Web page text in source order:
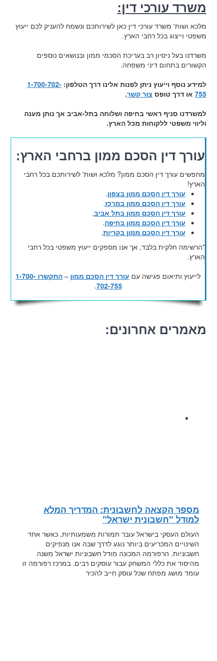
משרד עורכי דין:
מלכא ושות' משרד עורכי דין כאן לשירותכם ונשמח להעניק לכם ייעוץ
משפטי וייצוג בכל רחבי הארץ.
משרדנו בעל ניסיון רב בעריכת הסכמי ממון ובנושאים נוספים
הקשורים בתחום דיני משפחה.
למידע נוסף וייעוץ ניתן לפנות אלינו דרך הטלפון:1-700-702-
755 או דרך טופס צור קשר.
למשרדנו סניף ראשי בחיפה ושלוחה בתל-אביב אך נותן מענה
וליווי משפטי ללקוחות מכל הארץ.
עורך דין הסכם ממון ברחבי הארץ:
מחפשים עורך דין הסכם ממון? מלכא ושות' לשירותכם בכל רחבי
הארץ!
עורך דין הסכם ממון בצפון.
עורך דין הסכם ממון במרכז.
עורך דין הסכם ממון בתל אביב.
עורך דין הסכם ממון בחיפה.
עורך דין הסכם ממון בקריות.
*הרשימה חלקית בלבד, אך אנו מספקים ייעוץ משפטי בכל רחבי
הארץ.
לייעוץ ותיאום פגישה עם עורך דין הסכם ממון –
התקשרו 1-700-
702-755
.
מאמרים אחרונים:
מספר הקצאה לחשבונית: המדריך המלא
למודל "חשבונית ישראל"
העולם העסקי בישראל עובר תמורות משמעותיות, כאשר אחד
השינויים המכריעים ביותר נוגע לדרך שבה אנו מנפיקים
חשבוניות. הרפורמה המכונה מודל חשבוניות ישראל משנה
מהיסוד את כללי המשחק עבור עוסקים רבים. במרכז רפורמה זו
עומד מושג מפתח שכל עוסק חייב להכיר